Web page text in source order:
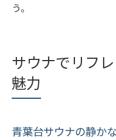
う。
サウナでリフ
魅力
青葉台サウナの静か